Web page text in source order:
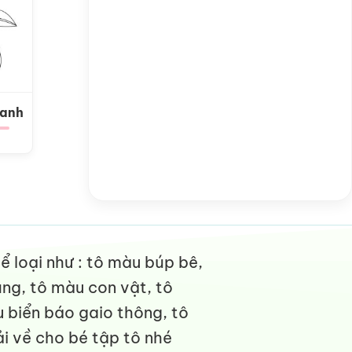
loại như : tô màu búp bê,
tô màu con vật, tô
biển báo gaio thông, tô
về cho bé tập tô nhé